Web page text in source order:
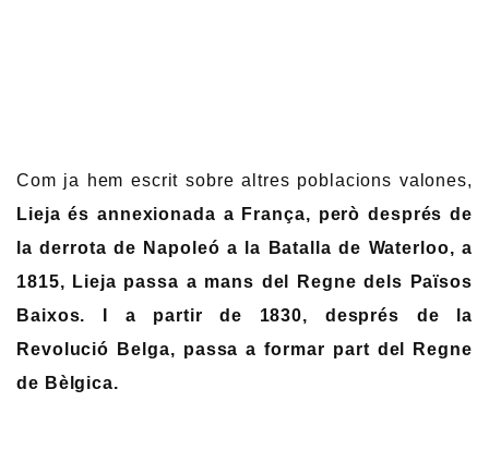
Com ja hem escrit sobre altres poblacions valones,
Lieja és annexionada a França, però després de
la derrota de Napoleó a la Batalla de Waterloo, a
1815, Lieja passa a mans del Regne dels Països
Baixos. I a partir de 1830, després de la
Revolució Belga, passa a formar part del Regne
de Bèlgica.